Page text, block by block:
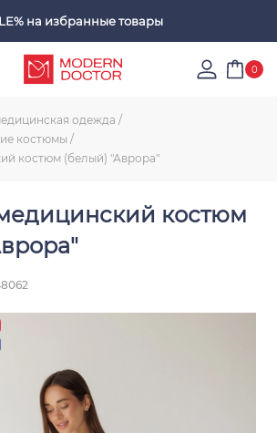
на избранные товары
0
одежда
костюмы
костюм (белый) "Аврора"
костюм
товары